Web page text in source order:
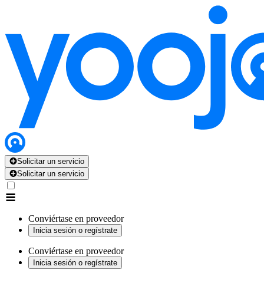
Solicitar un servicio
Solicitar un servicio
Conviértase en proveedor
Inicia sesión o regístrate
Conviértase en proveedor
Inicia sesión o regístrate